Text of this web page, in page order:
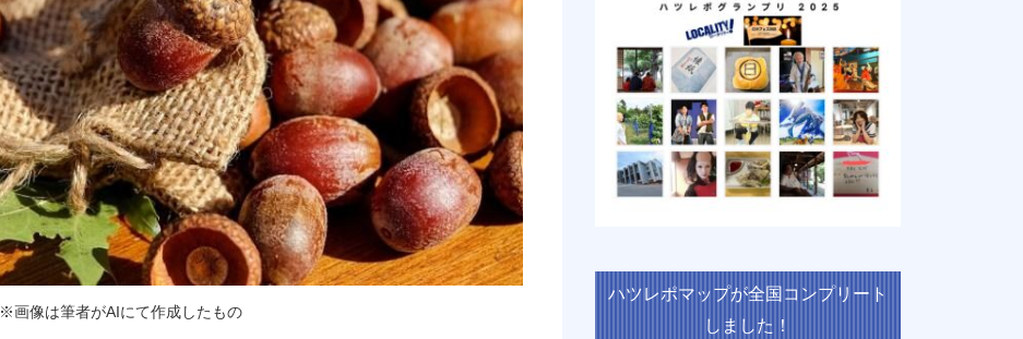
※画像は筆者がAIにて作成したもの
ハツレポマップが全国コンプリート
しました！